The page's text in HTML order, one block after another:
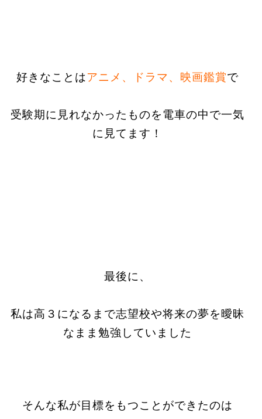
好きなことはアニメ、ドラマ、映画鑑賞で
受験期に見れなかったものを電車の中で一気
に見てます！
最後に、
私は高３になるまで志望校や将来の夢を曖昧
なまま勉強していました
そんな私が目標をもつことができたのは